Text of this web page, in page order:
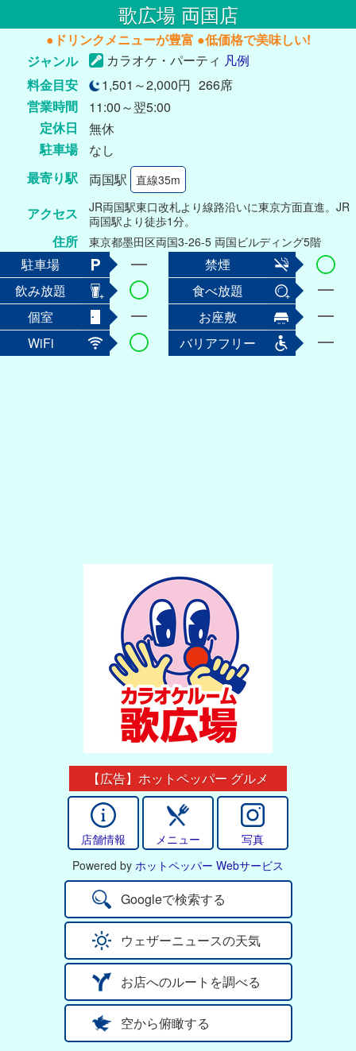
歌広場 両国店
●ドリンクメニューが豊富 ●低価格で美味しい!
ジャンル
カラオケ・パーティ 凡例
料金目安
1,501～2,000円 266席
営業時間
11:00～翌5:00
定休日
無休
駐車場
なし
最寄り駅
両国駅 直線35m
アクセス
JR両国駅東口改札より線路沿いに東京方面直進。JR
両国駅より徒歩1分。
住所 東京都墨田区両国3-26-5 両国ビルディング5階
駐車場
禁煙
飲み放題
食べ放題
個室
お座敷
WiFi
バリアフリー
【広告】ホットペッパー グルメ
店舗情報 メニュー
写真
Powered by ホットペッパー Webサービス
Googleで検索する
ウェザーニュースの天気
お店へのルートを調べる
空から俯瞰する